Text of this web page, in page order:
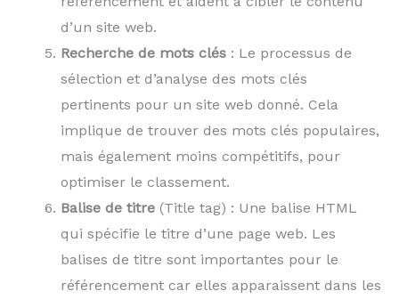
d’un site web.
Recherche de mots clés : Le processus de
sélection et d’analyse des mots clés
pertinents pour un site web donné. Cela
implique de trouver des mots clés populaires,
mais également moins compétitifs, pour
optimiser le classement.
Balise de titre (Title tag) : Une balise HTML
qui spécifie le titre d’une page web. Les
balises de titre sont importantes pour le
référencement car elles apparaissent dans les